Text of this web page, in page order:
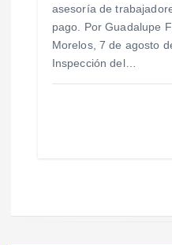
asesoría de
pago. Por Guadalupe
Morelos, 7 de agosto
Inspección del…